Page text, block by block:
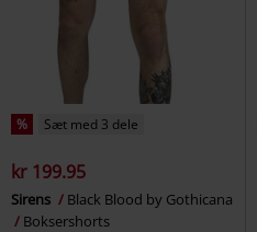
% Sæt med 3 dele
kr 199.95
Sirens
Black Blood by Gothicana
Boksershorts